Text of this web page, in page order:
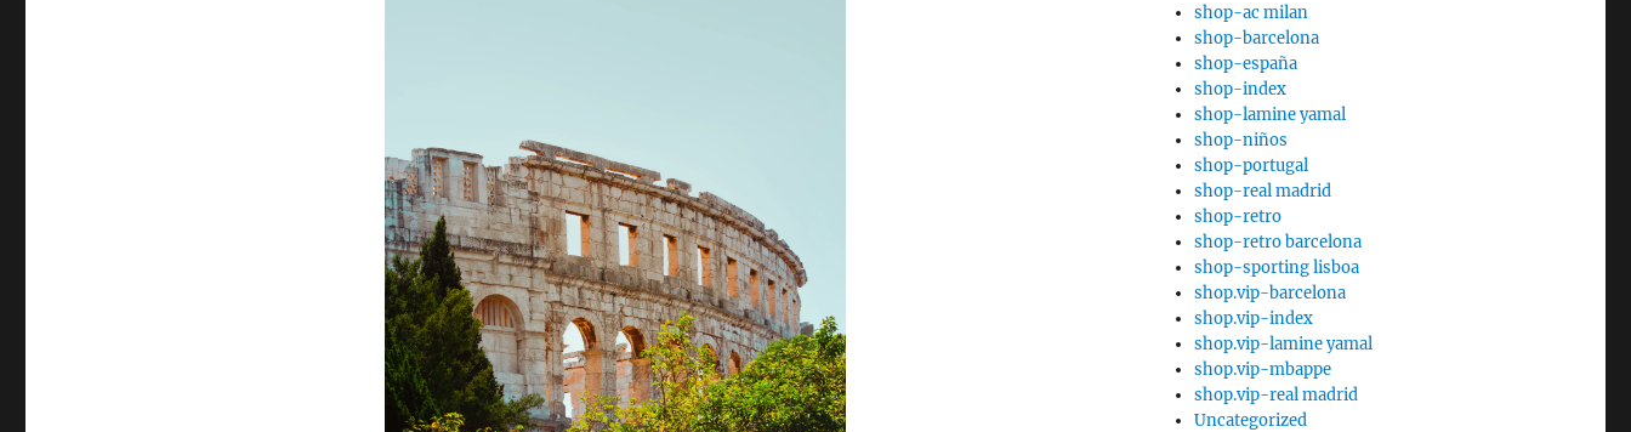
shop-ac milan
shop-barcelona
shop-españa
shop-index
shop-lamine yamal
shop-niños
shop-portugal
shop-real madrid
shop-retro
shop-retro barcelona
shop-sporting lisboa
shop.vip-barcelona
shop.vip-index
shop.vip-lamine yamal
shop.vip-mbappe
shop.vip-real madrid
Uncategorized